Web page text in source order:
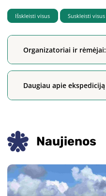
Išskleisti visus Suskleisti visus
Organizatoriai ir rėmėjai:
Daugiau apie ekspediciją
Naujienos